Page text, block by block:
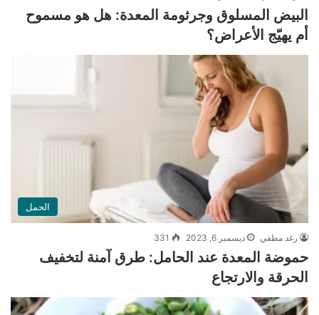
البيض المسلوق وجرثومة المعدة: هل هو مسموح
أم يهيّج الأعراض؟
الحمل
رغد مطفي ديسمبر 6, 2023 331
حموضة المعدة عند الحامل: طرق آمنة لتخفيف
الحرقة والارتجاع